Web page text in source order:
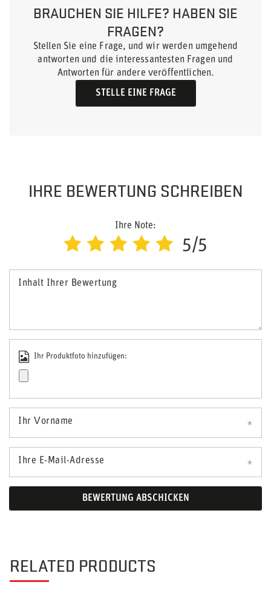
BRAUCHEN SIE HILFE? HABEN SIE
FRAGEN?
Stellen Sie eine Frage, und wir werden umgehend
antworten und die interessantesten Fragen und
Antworten für andere veröffentlichen.
STELLE EINE FRAGE
IHRE BEWERTUNG SCHREIBEN
Ihre Note:
5/5
Inhalt Ihrer Bewertung
Ihr Produktfoto hinzufügen:
Ihr Vorname
Ihre E-Mail-Adresse
BEWERTUNG ABSCHICKEN
RELATED PRODUCTS